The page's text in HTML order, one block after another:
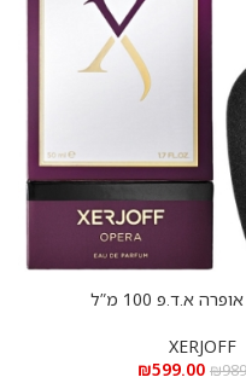
XERJOFF
₪
₪599.00